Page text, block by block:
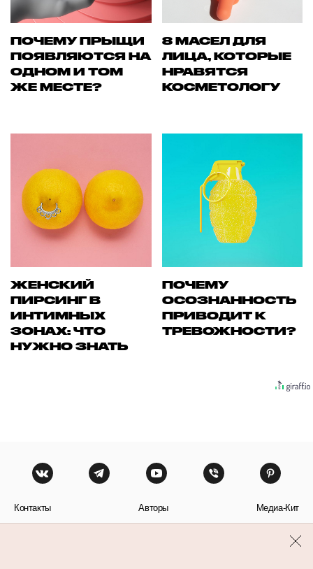
ПОЧЕМУ ПРЫЩИ
ПОЯВЛЯЮТСЯ НА
ОДНОМ И ТОМ
ЖЕ МЕСТЕ?
8 МАСЕЛ ДЛЯ
ЛИЦА, КОТОРЫЕ
НРАВЯТСЯ
КОСМЕТОЛОГУ
ЖЕНСКИЙ
ПИРСИНГ В
ИНТИМНЫХ
ЗОНАХ: ЧТО
НУЖНО ЗНАТЬ
ПОЧЕМУ
ОСОЗНАННОСТЬ
ПРИВОДИТ К
ТРЕВОЖНОСТИ?
Контакты Авторы Медиа-Кит